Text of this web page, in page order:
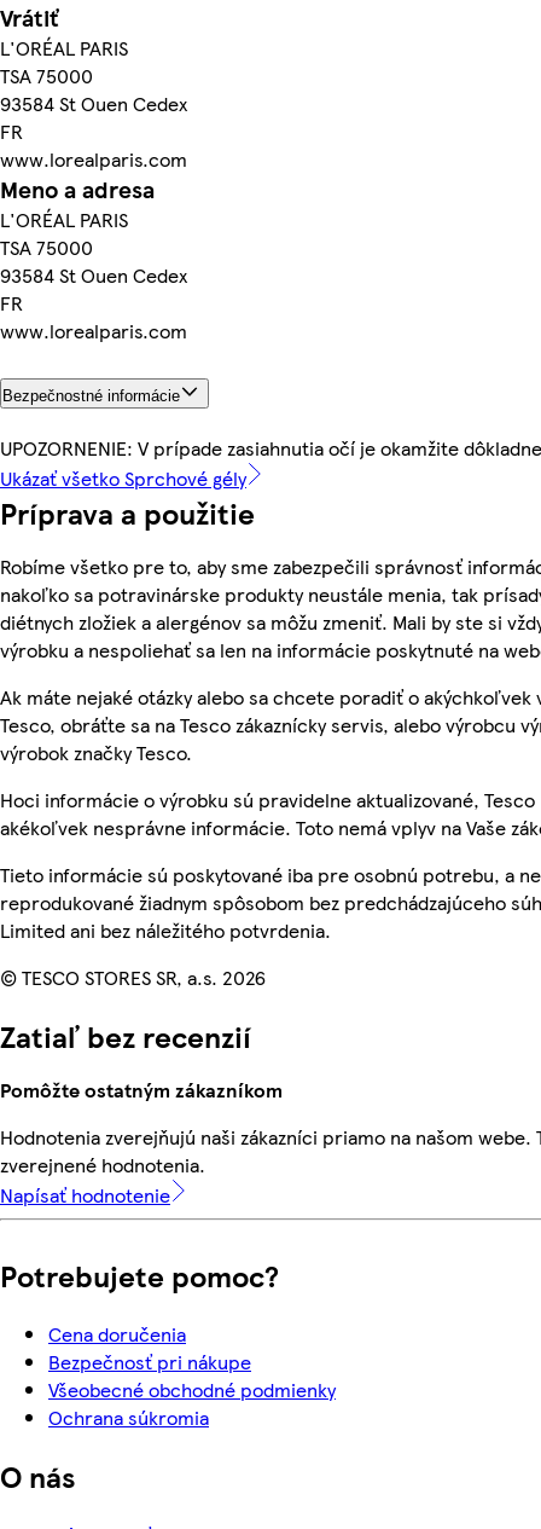
Vrátiť
L'ORÉAL PARIS
TSA 75000
93584 St Ouen Cedex
FR
www.lorealparis.com
Meno a adresa
L'ORÉAL PARIS
TSA 75000
93584 St Ouen Cedex
FR
www.lorealparis.com
Bezpečnostné informácie
UPOZORNENIE: V prípade zasiahnutia očí je okamžite
Ukázať všetko Sprchové gély
Príprava a použitie
Robíme všetko pre to, aby sme zabezpečili správnosť
nakoľko sa potravinárske produkty neustále menia, tak
diétnych zložiek a alergénov sa môžu zmeniť. Mali by ste si
výrobku a nespoliehať sa len na informácie poskytnuté na
Ak máte nejaké otázky alebo sa chcete poradiť o akýchkoľvek
Tesco, obráťte sa na Tesco zákaznícky servis, alebo výrobcu
výrobok značky Tesco.
Hoci informácie o výrobku sú pravidelne aktualizované,
akékoľvek nesprávne informácie. Toto nemá vplyv na Vaše
Tieto informácie sú poskytované iba pre osobnú potrebu, a
reprodukované žiadnym spôsobom bez predchádzajúceho
Limited ani bez náležitého potvrdenia.
© TESCO STORES SR, a.s. 2026
Zatiaľ bez recenzií
Pomôžte ostatným zákazníkom
Hodnotenia zverejňujú naši zákazníci priamo na našom webe.
zverejnené hodnotenia.
Napísať hodnotenie
Potrebujete pomoc?
Cena doručenia
Bezpečnosť pri nákupe
Všeobecné obchodné podmienky
Ochrana súkromia
O nás